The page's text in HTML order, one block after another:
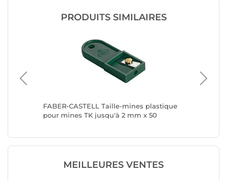
PRODUITS SIMILAIRES
FABER-CASTELL Taille-mines plastique
pour mines TK jusqu'à 2 mm x 50
MEILLEURES VENTES